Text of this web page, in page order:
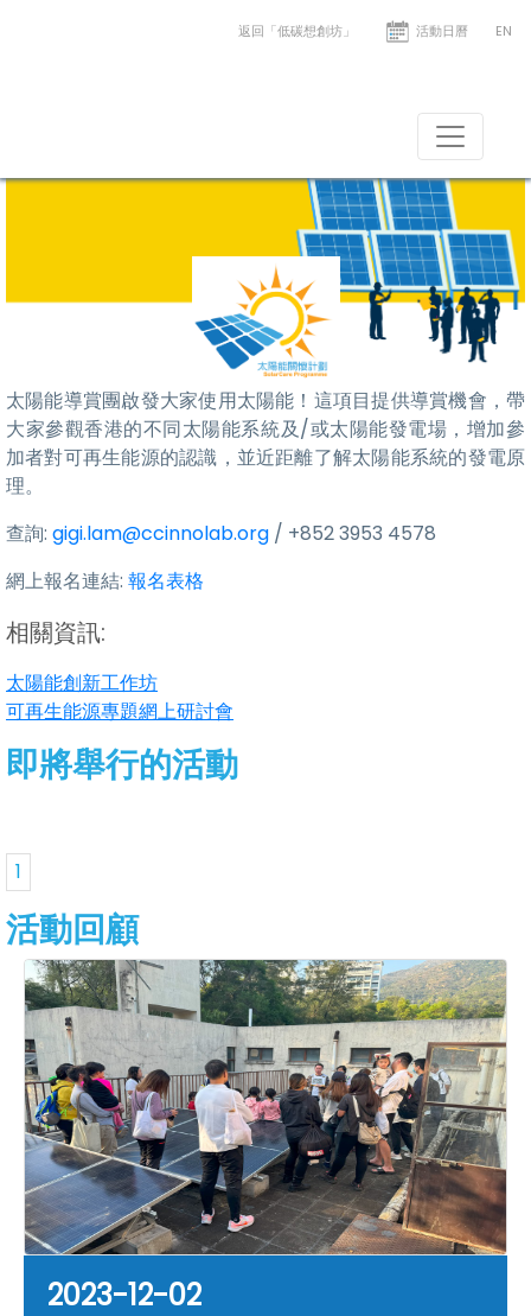
返回「低碳想創坊」 活動日曆 EN
太陽能導賞團啟發大家使用太陽能！這項目提供導賞機會，帶
大家參觀香港的不同太陽能系統及/或太陽能發電場，增加參
加者對可再生能源的認識，並近距離了解太陽能系統的發電原
理。
查詢: gigi.lam@ccinnolab.org / +852 3953 4578
網上報名連結: 報名表格
相關資訊:
太陽能創新工作坊
可再生能源專題網上研討會
即將舉行的活動
1
活動回顧
2023-12-02